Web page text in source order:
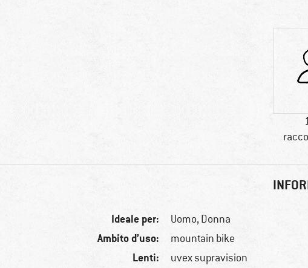
Ideale per: Uomo, Donna
Ambito d’uso: mountain bike
Lenti: uvex supravision